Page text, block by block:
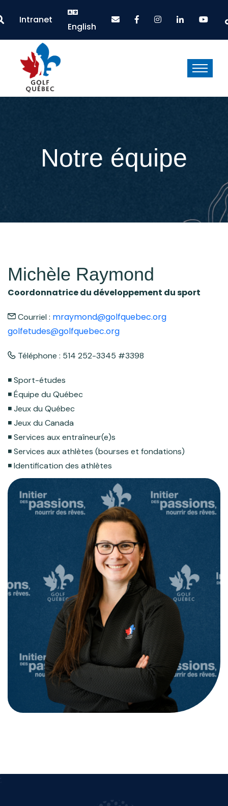
Intranet
English
Notre équipe
Michèle Raymond
Coordonnatrice du développement du sport
Courriel : mraymond@golfquebec.org
golfetudes@golfquebec.org
Téléphone : 514 252-3345 #3398
◾️ Sport-études
◾️ Équipe du Québec
◾️ Jeux du Québec
◾️ Jeux du Canada
◾️ Services aux entraîneur(e)s
◾️ Services aux athlètes (bourses et fondations)
◾️ Identification des athlètes